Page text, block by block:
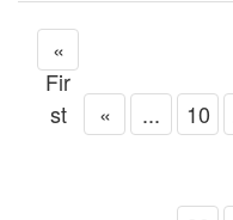
«
Fir
st
« ... 10